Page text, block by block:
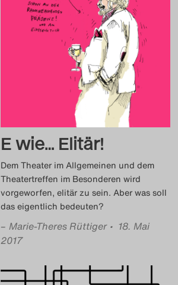
E wie… Elitär!
Dem Theater im Allgemeinen und dem
Theatertreffen im Besonderen wird
vorgeworfen, elitär zu sein. Aber was soll
das eigentlich bedeuten?
– Marie-Theres Rüttiger • 18. Mai
2017